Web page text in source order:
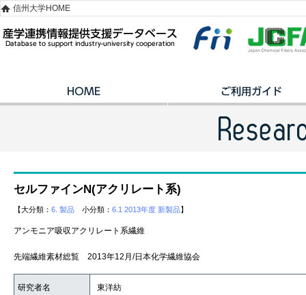
信州大学HOME
セルファインN(アクリレート系)
【大分類： 6. 製品 小分類： 6.1 2013年度 新製品】
アンモニア吸収アクリレート系繊維
先端繊維素材総覧 2013年12月/日本化学繊維協会
研究者名 東洋紡